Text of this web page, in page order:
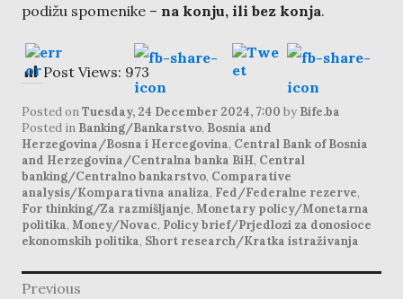
podižu spomenike – na konju, ili bez konja.
Post Views: 973
Posted onTuesday, 24 December 2024, 7:00 by Bife.ba
Posted in Banking/Bankarstvo, Bosnia and
Herzegovina/Bosna i Hercegovina, Central Bank of Bosnia
and Herzegovina/Centralna banka BiH, Central
banking/Centralno bankarstvo, Comparative
analysis/Komparativna analiza, Fed/Federalne rezerve,
For thinking/Za razmišljanje, Monetary policy/Monetarna
politika, Money/Novac, Policy brief/Prjedlozi za donosioce
ekonomskih politika, Short research/Kratka istraživanja
post
navigation
Previous